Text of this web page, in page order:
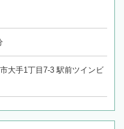
大手1丁目7-3 駅前ツインビ